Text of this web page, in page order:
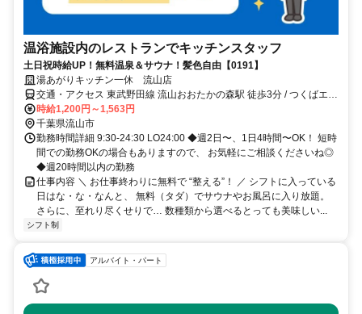
温浴施設内のレストランでキッチンスタッフ
土日祝時給UP！無料温泉＆サウナ！髪色自由【0191】
湯あがりキッチン一休 流山店
交通・アクセス 東武野田線 流山おおたかの森駅 徒歩3分 / つくばエク
スプレス 流山おおたかの森駅 徒歩3分 / 東武野田線 豊四季駅 車10分
時給1,200円～1,563円
千葉県流山市
勤務時間詳細 9:30-24:30 LO24:00 ◆週2日〜、1日4時間〜OK！ 短時
間での勤務OKの場合もありますので、 お気軽にご相談くださいね◎
◆週20時間以内の勤務
仕事内容 ＼ お仕事終わりに無料で “整える”！ ／ シフトに入っている
日はな・な・なんと、 無料（タダ）でサウナやお風呂に入り放題。
さらに、至れり尽くせりで… 数種類から選べるとっても美味しい...
シフト制
アルバイト・パート